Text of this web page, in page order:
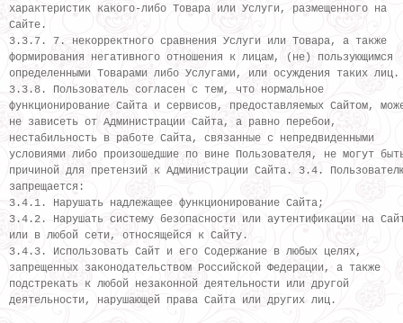
характеристик какого-либо Товара или Услуги, размещенного на
Сайте.
3.3.7. 7. некорректного сравнения Услуги или Товара, а также
формирования негативного отношения к лицам, (не) пользующимся
определенными Товарами либо Услугами, или осуждения таких лиц.
3.3.8. Пользователь согласен с тем, что нормальное
функционирование Сайта и сервисов, предоставляемых Сайтом,
не зависеть от Администрации Сайта, а равно перебои,
нестабильность в работе Сайта, связанные с непредвиденными
условиями либо произошедшие по вине Пользователя, не могут
причиной для претензий к Администрации Сайта. 3.4.
запрещается:
3.4.1. Нарушать надлежащее функционирование Сайта;
3.4.2. Нарушать систему безопасности или аутентификации на
или в любой сети, относящейся к Сайту.
3.4.3. Использовать Сайт и его Содержание в любых целях,
запрещенных законодательством Российской Федерации, а также
подстрекать к любой незаконной деятельности или другой
деятельности, нарушающей права Сайта или других лиц.